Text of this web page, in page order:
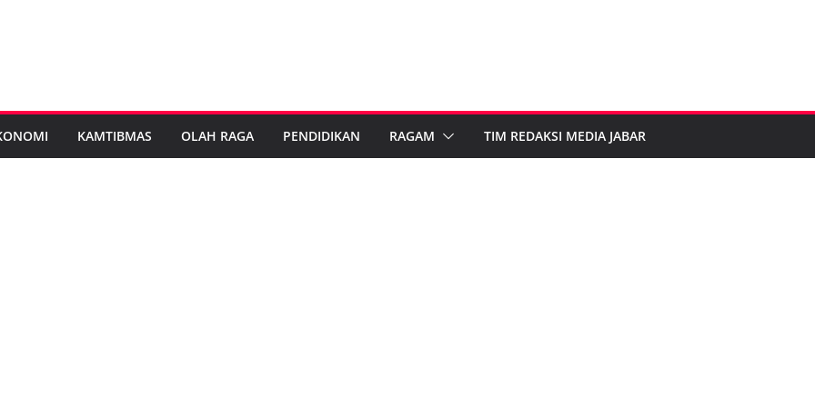
KAMTIBMAS OLAH RAGA PENDIDIKAN RAGAM TIM REDAKSI MEDIA JABAR